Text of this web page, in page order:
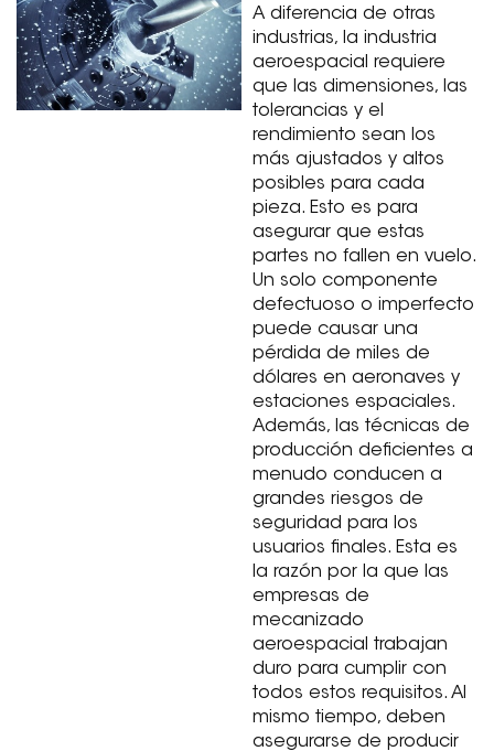
A diferencia de otras
industrias, la industria
aeroespacial requiere
que las dimensiones, las
tolerancias y el
rendimiento sean los
más ajustados y altos
posibles para cada
pieza. Esto es para
asegurar que estas
partes no fallen en vuelo.
Un solo componente
defectuoso o imperfecto
puede causar una
pérdida de miles de
dólares en aeronaves y
estaciones espaciales.
Además, las técnicas de
producción deficientes a
menudo conducen a
grandes riesgos de
seguridad para los
usuarios finales. Esta es
la razón por la que las
empresas de
mecanizado
aeroespacial trabajan
duro para cumplir con
todos estos requisitos. Al
mismo tiempo, deben
asegurarse de producir